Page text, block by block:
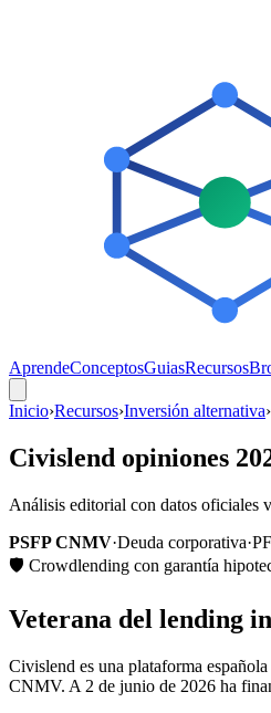
AprendeConceptosGuiasRecursos
Inicio›Recursos›Inversión alternativa›
Civislend opiniones
Análisis editorial con datos oficiales
PSFP CNMV·Deuda corporativa·
🛡️ Crowdlending con garantía
Veterana del lending
Civislend es una plataforma
CNMV. A 2 de junio de 2026 ha